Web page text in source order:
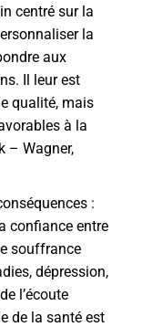
centré sur la
la
aux
Il leur est
qualité, mais
à la
– Wagner,
:
confiance entre
souffrance
dépression,
l’écoute
de la santé est